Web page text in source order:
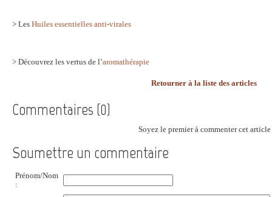
> Les Huiles essentielles anti-virales
> Découvrez les vertus de l’aromathérapie
Retourner à la liste des articles
Commentaires (0)
Soyez le premier à commenter cet article
Soumettre un commentaire
Prénom/Nom
: